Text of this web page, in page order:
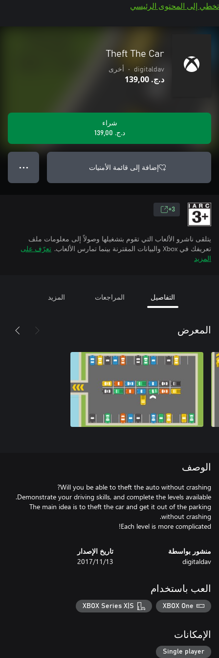
تخطي إلى المحتوى الرئيسي
Theft The Car
digitaldav
• أخرى
د.ج.‏ 139,00
شراء
د.ج.‏ 139,00
إضافة إلى قائمة الأمنيات ● ● ●
3+
يتلقى ناشرو الألعاب التي تقوم بتشغيلها وصولاً إلى معلومات ملف
تعريفك في Xbox والبيانات المقترنة بينما تمارس الألعاب.
تعرّف على
المزيد
التفاصيل المراجعات المزيد
المعرض
الوصف
The main idea is to theft the car and get it out of the parking
Each level is more complicated!
منشور بواسطة
digitaldav
تاريخ الإصدار
13‏/11‏/2017
العب باستخدام
XBOX One
XBOX Series X|S
الإمكانات
Single player